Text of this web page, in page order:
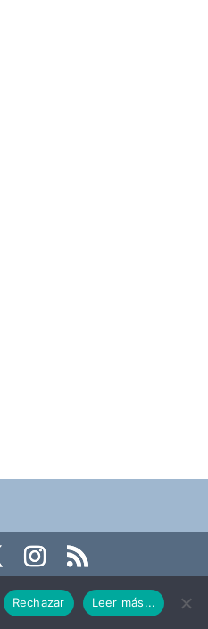
Rechazar Leer más...